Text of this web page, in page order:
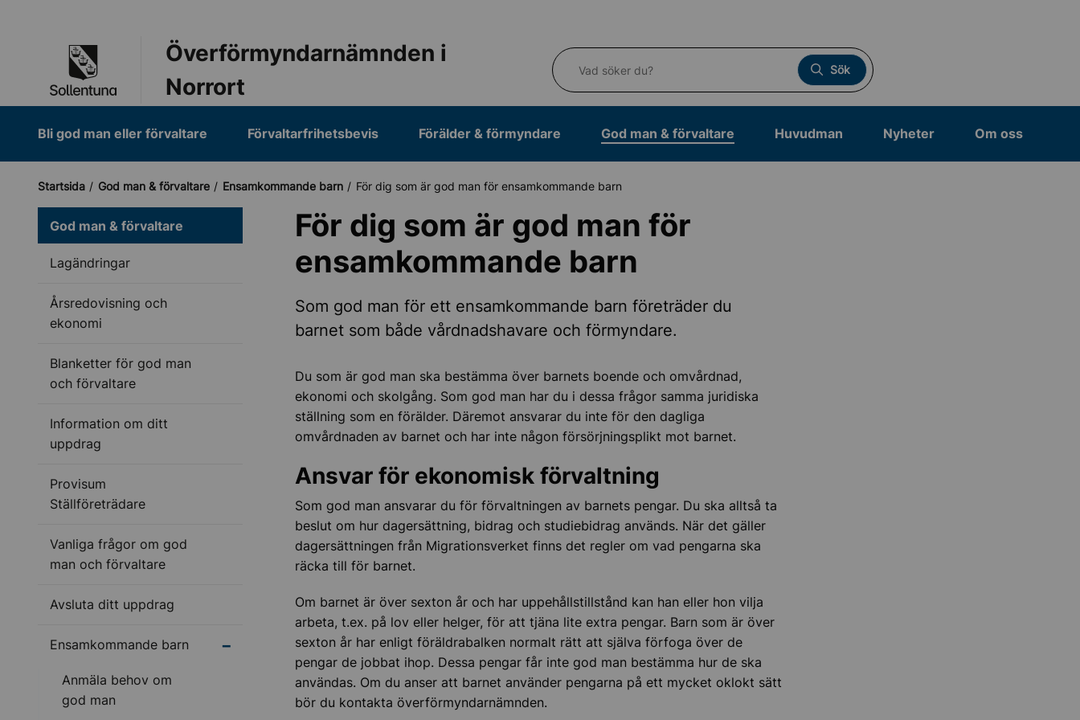
Överförmyndarnämnden i
Norrort
Vad söker du?
Sök
Bli god man eller förvaltare Förvaltarfrihetsbevis Förälder & förmyndare God man & förvaltare Huvudman Nyheter Om oss
Startsida God man & förvaltare Ensamkommande barn För dig som är god man för ensamkommande barn
God man & förvaltare
Lagändringar
Årsredovisning och
ekonomi
Blanketter för god man
och förvaltare
Information om ditt
uppdrag
Provisum
Ställföreträdare
Vanliga frågor om god
man och förvaltare
Avsluta ditt uppdrag
Ensamkommande barn Undermeny för Ensamkommande barn
Anmäla behov om
god man
För dig som är god man för
ensamkommande barn
Som god man för ett ensamkommande barn företräder du
barnet som både vårdnadshavare och förmyndare.
Du som är god man ska bestämma över barnets boende och omvårdnad,
ekonomi och skolgång. Som god man har du i dessa frågor samma juridiska
ställning som en förälder. Däremot ansvarar du inte för den dagliga
omvårdnaden av barnet och har inte någon försörjningsplikt mot barnet.
Ansvar för ekonomisk förvaltning
Som god man ansvarar du för förvaltningen av barnets pengar. Du ska alltså ta
beslut om hur dagersättning, bidrag och studiebidrag används. När det gäller
dagersättningen från Migrationsverket finns det regler om vad pengarna ska
räcka till för barnet.
Om barnet är över sexton år och har uppehållstillstånd kan han eller hon vilja
arbeta, t.ex. på lov eller helger, för att tjäna lite extra pengar. Barn som är över
sexton år har enligt föräldrabalken normalt rätt att själva förfoga över de
pengar de jobbat ihop. Dessa pengar får inte god man bestämma hur de ska
användas. Om du anser att barnet använder pengarna på ett mycket oklokt sätt
bör du kontakta överförmyndarnämnden.